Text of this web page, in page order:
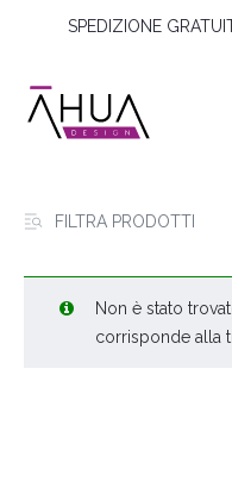
SPEDIZIONE
FILTRA PRODOTTI
Non è stato
corrisponde alla